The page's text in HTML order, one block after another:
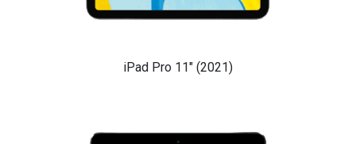
iPad Pro 11" (2021)